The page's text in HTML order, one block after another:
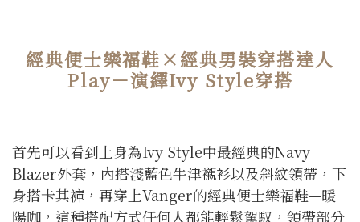
經典便士樂福鞋×經典男裝穿搭達人
Play－演繹Ivy Style穿搭
首先可以看到上身為Ivy Style中最經典的Navy
Blazer外套，內搭淺藍色牛津襯衫以及斜紋領帶，下
身搭卡其褲，再穿上Vanger的經典便士樂福鞋—暖
陽咖，這種搭配方式任何人都能輕鬆駕馭，領帶部分